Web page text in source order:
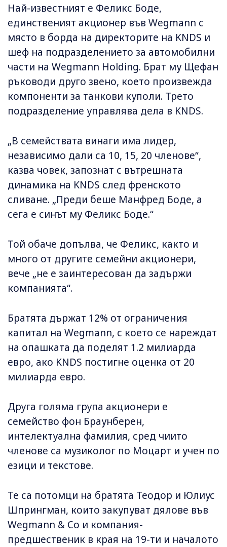
Най-известният е Феликс Боде,
единственият акционер във Wegmann с
място в борда на директорите на KNDS и
шеф на подразделението за автомобилни
части на Wegmann Holding. Брат му Щефан
ръководи друго звено, което произвежда
компоненти за танкови куполи. Трето
подразделение управлява дела в KNDS.
„В семействата винаги има лидер,
независимо дали са 10, 15, 20 членове“,
казва човек, запознат с вътрешната
динамика на KNDS след френското
сливане. „Преди беше Манфред Боде, а
сега е синът му Феликс Боде.“
Той обаче допълва, че Феликс, както и
много от другите семейни акционери,
вече „не е заинтересован да задържи
компанията“.
Братята държат 12% от ограничения
капитал на Wegmann, с което се нареждат
на опашката да поделят 1.2 милиарда
евро, ако KNDS постигне оценка от 20
милиарда евро.
Друга голяма група акционери е
семейство фон Браунберен,
интелектуална фамилия, сред чиито
членове са музиколог по Моцарт и учен по
езици и текстове.
Те са потомци на братята Теодор и Юлиус
Шпрингман, които закупуват дялове във
Wegmann & Co и компания-
предшественик в края на 19-ти и началото